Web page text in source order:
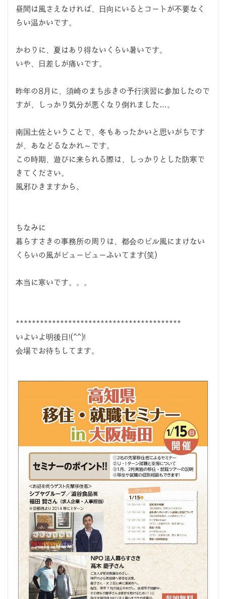
昼間は風さえなければ、日向にいるとコートが不要なく
らい温かいです。
かわりに、夏はあり得ないくらい暑いです。
いや、日差しが痛いです。
昨年の8月に、須崎のまち歩きの予行演習に参加したので
すが、しっかり気分が悪くなり倒れました…。
南国土佐ということで、冬もあったかいと思いがちです
が、あなどるなかれ～です。
この時期、遊びに来られる際は、しっかりとした防寒で
きてください。
風邪ひきますから。
ちなみに
暮らすさきの事務所の周りは、都会のビル風にまけない
くらいの風がビュービューふいてます(笑)
本当に寒いです。。。
*****************************************
いよいよ明後日!(^^)!
会場でお待ちしてます。